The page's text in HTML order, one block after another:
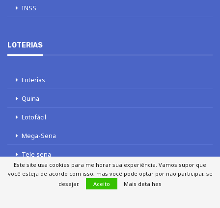
INSS
LOTERIAS
Loterias
Quina
Lotofácil
Mega-Sena
Tele sena
Este site usa cookies para melhorar sua experiência. Vamos supor que
você esteja de acordo com isso, mas você pode optar por não participar, se
desejar.
Aceito Mais detalhes